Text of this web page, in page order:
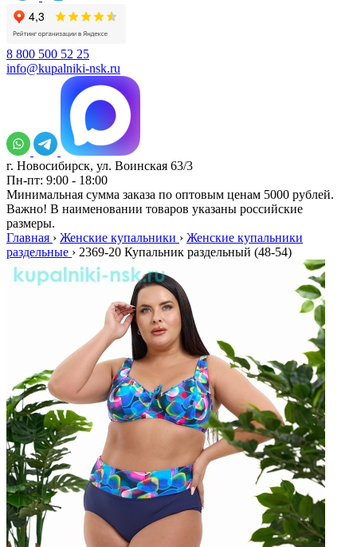
8 800 500 52 25
info@kupalniki-nsk.ru
г. Новосибирск, ул. Воинская 63/3
Пн-пт: 9:00 - 18:00
Минимальная сумма заказа по оптовым ценам 5000 рублей.
Важно! В наименовании товаров указаны российские
размеры.
Главная › Женские купальники › Женские купальники
раздельные › 2369-20 Купальник раздельный (48-54)